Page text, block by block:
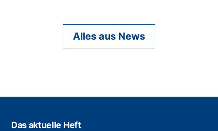
Alles aus News
Das aktuelle Heft